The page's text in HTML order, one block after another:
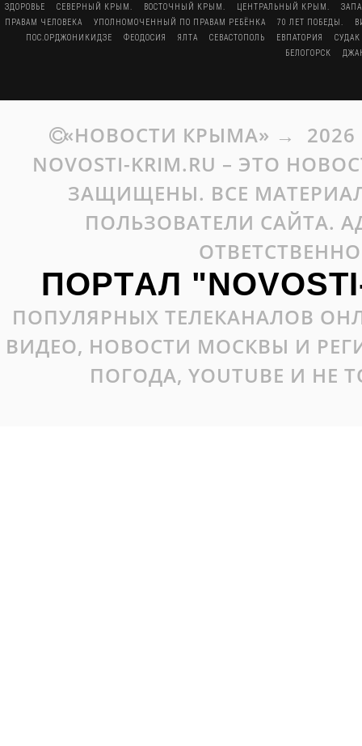
ЗДОРОВЬЕ
СЕВЕРНЫЙ КРЫМ. ВОСТОЧНЫЙ КРЫМ. ЦЕНТРАЛЬНЫЙ КРЫМ.
ПРАВАМ ЧЕЛОВЕКА
УПОЛНОМОЧЕННЫЙ ПО ПРАВАМ РЕБЁНКА 70 ЛЕТ ПОБЕДЫ.
ПОС.ОРДЖОНИКИДЗЕ
ФЕОДОСИЯ ЯЛТА СЕВАСТОПОЛЬ ЕВПАТОРИЯ
СУДАК
БЕЛОГОРСК
«НОВОСТИ КРЫМА» → 2026
NOVOSTI-KRIM.RU – ЭТО
ЗАЩИЩЕНЫ. ВСЕ
ПОЛЬЗОВАТЕЛИ САЙТА.
ПОРТАЛ
ПОПУЛЯРНЫХ ТЕЛЕКАНАЛОВ
ВИДЕО, НОВОСТИ МОСКВЫ И
ПОГОДА, YOUTUBE И